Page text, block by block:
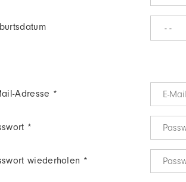
Adresse *
*
wiederholen *